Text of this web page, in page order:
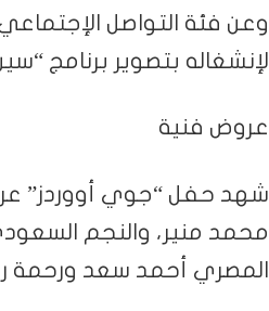
وعن فئة التواصل
لإنشغاله بتصوير برنامج
عروض فنية
شهد حفل “جوي أووردز”
محمد منير، والنجم
المصري أحمد سعد ورحمة